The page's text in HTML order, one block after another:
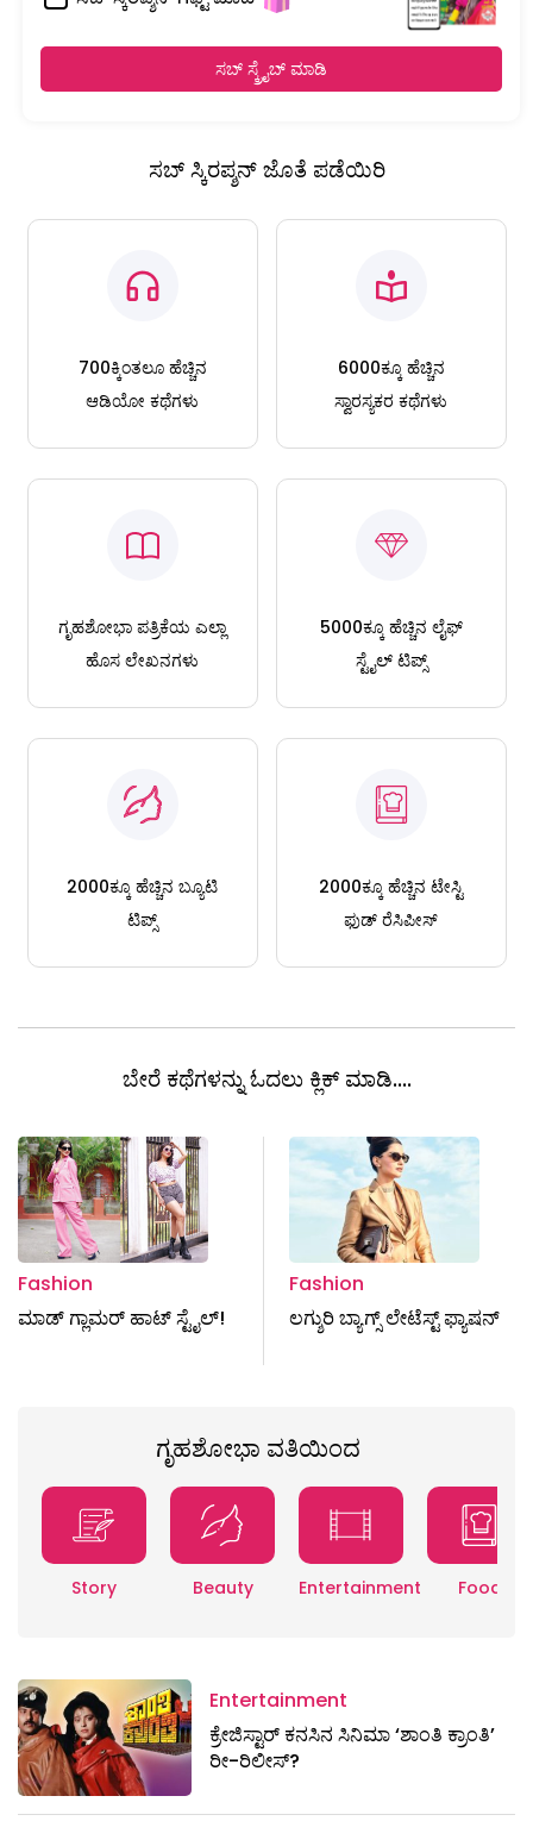
ಸಬ್ ಸ್ಕ್ರೈಬ್ ಮಾಡಿ
ಸಬ್ ಸ್ಕಿರಪ್ಶನ್ ಜೊತೆ ಪಡೆಯಿರಿ
700ಕ್ಕಿಂತಲೂ ಹೆಚ್ಚಿನ
ಆಡಿಯೋ ಕಥೆಗಳು
6000ಕ್ಕೂ ಹೆಚ್ಚಿನ
ಸ್ವಾರಸ್ಯಕರ ಕಥೆಗಳು
ಗೃಹಶೋಭಾ ಪತ್ರಿಕೆಯ ಎಲ್ಲಾ
ಹೊಸ ಲೇಖನಗಳು
5000ಕ್ಕೂ ಹೆಚ್ಚಿನ ಲೈಫ್
ಸ್ಟೈಲ್ ಟಿಪ್ಸ್
2000ಕ್ಕೂ ಹೆಚ್ಚಿನ ಬ್ಯೂಟಿ
ಟಿಪ್ಸ್
2000ಕ್ಕೂ ಹೆಚ್ಚಿನ ಟೇಸ್ಟಿ
ಫುಡ್ ರೆಸಿಪೀಸ್
ಬೇರೆ ಕಥೆಗಳನ್ನು ಓದಲು ಕ್ಲಿಕ್ ಮಾಡಿ....
Fashion
ಮಾಡ್‌ ಗ್ಲಾಮರ್‌ ಹಾಟ್‌ ಸ್ಟೈಲ್‌!
Fashion
ಲಗ್ಶುರಿ ಬ್ಯಾಗ್ಸ್ ಲೇಟೆಸ್ಟ್ ಫ್ಯಾಷನ್‌
ಗೃಹಶೋಭಾ ವತಿಯಿಂದ
Story Beauty Entertainment Food
Entertainment
ಕ್ರೇಜಿಸ್ಟಾರ್ ಕನಸಿನ ಸಿನಿಮಾ ‘ಶಾಂತಿ ಕ್ರಾಂತಿ’
ರೀ-ರಿಲೀಸ್?